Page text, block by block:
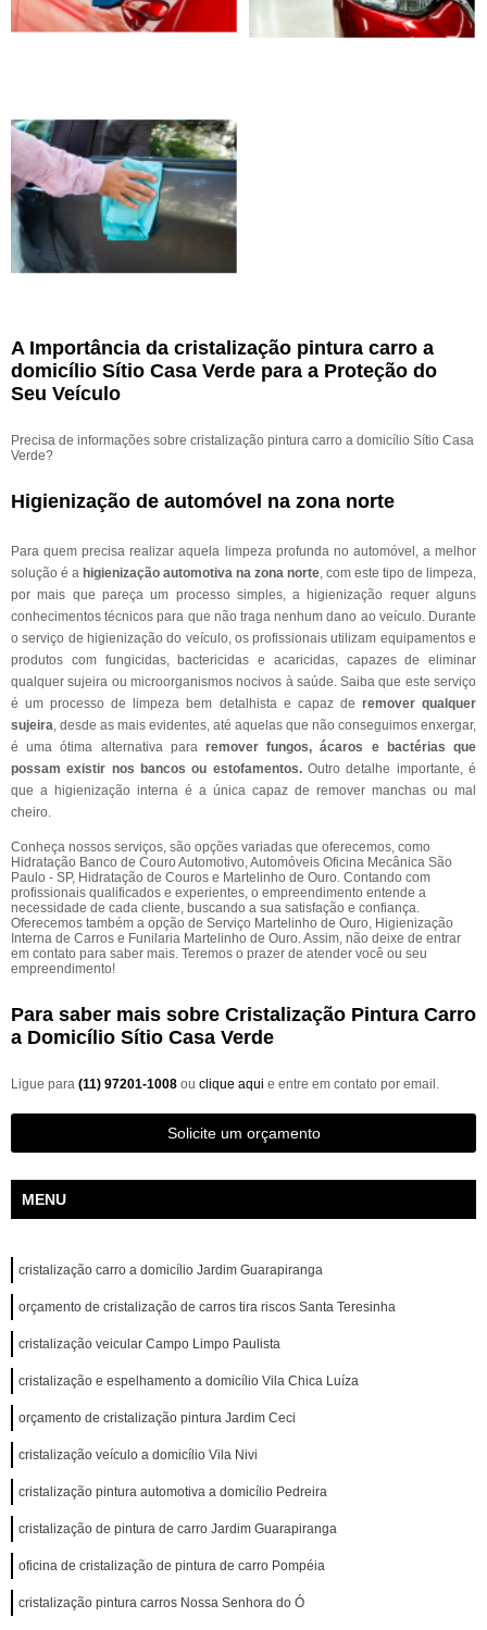
A Importância da cristalização pintura carro a
domicílio Sítio Casa Verde para a Proteção do
Seu Veículo
Precisa de informações sobre cristalização pintura carro a domicílio Sítio Casa
Verde?
Higienização de automóvel na zona norte
Para quem precisa realizar aquela limpeza profunda no automóvel, a melhor
solução é a higienização automotiva na zona norte, com este tipo de limpeza,
por mais que pareça um processo simples, a higienização requer alguns
conhecimentos técnicos para que não traga nenhum dano ao veículo. Durante
o serviço de higienização do veículo, os profissionais utilizam equipamentos e
produtos com fungicidas, bactericidas e acaricidas, capazes de eliminar
qualquer sujeira ou microorganismos nocivos à saúde. Saiba que este serviço
é um processo de limpeza bem detalhista e capaz de remover qualquer
sujeira, desde as mais evidentes, até aquelas que não conseguimos enxergar,
é uma ótima alternativa para remover fungos, ácaros e bactérias que
possam existir nos bancos ou estofamentos.Outro detalhe importante, é
que a higienização interna é a única capaz de remover manchas ou mal
cheiro.
Conheça nossos serviços, são opções variadas que oferecemos, como
Hidratação Banco de Couro Automotivo, Automóveis Oficina Mecânica São
Paulo - SP, Hidratação de Couros e Martelinho de Ouro. Contando com
profissionais qualificados e experientes, o empreendimento entende a
necessidade de cada cliente, buscando a sua satisfação e confiança.
Oferecemos também a opção de Serviço Martelinho de Ouro, Higienização
Interna de Carros e Funilaria Martelinho de Ouro. Assim, não deixe de entrar
em contato para saber mais. Teremos o prazer de atender você ou seu
empreendimento!
Para saber mais sobre Cristalização Pintura Carro
a Domicílio Sítio Casa Verde
Ligue para (11) 97201-1008 ou clique aqui e entre em contato por email.
Solicite um orçamento
MENU
cristalização carro a domicílio Jardim Guarapiranga
orçamento de cristalização de carros tira riscos Santa Teresinha
cristalização veicular Campo Limpo Paulista
cristalização e espelhamento a domicílio Vila Chica Luíza
orçamento de cristalização pintura Jardim Ceci
cristalização veículo a domicílio Vila Nivi
cristalização pintura automotiva a domicílio Pedreira
cristalização de pintura de carro Jardim Guarapiranga
oficina de cristalização de pintura de carro Pompéia
cristalização pintura carros Nossa Senhora do Ó